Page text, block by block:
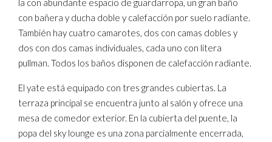
la con abundante espacio de guardarropa, un gran baño
con bañera y ducha doble y calefacción por suelo radiante.
También hay cuatro camarotes, dos con camas dobles y
dos con dos camas individuales, cada uno con litera
pullman. Todos los baños disponen de calefacción radiante.
El yate está equipado con tres grandes cubiertas. La
terraza principal se encuentra junto al salón y ofrece una
mesa de comedor exterior. En la cubierta del puente, la
popa del sky lounge es una zona parcialmente encerrada,